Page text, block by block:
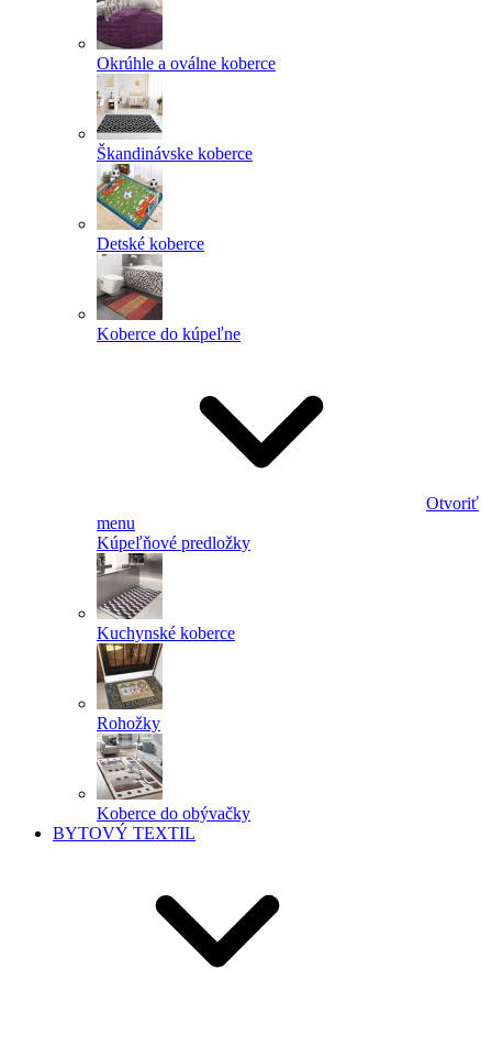
Okrúhle a oválne koberce
Škandinávske koberce
Detské koberce
Koberce do kúpeľne
Otvoriť
menu
Kúpeľňové predložky
Kuchynské koberce
Rohožky
Koberce do obývačky
BYTOVÝ TEXTIL